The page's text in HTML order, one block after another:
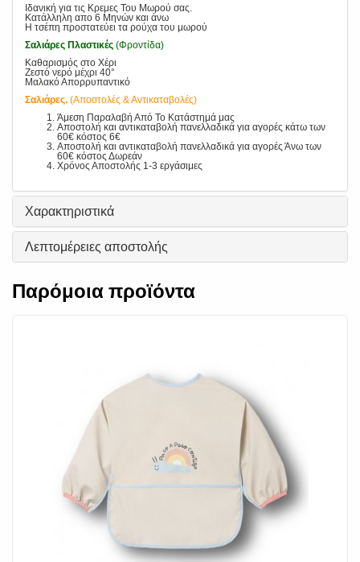
Ιδανική για τις Κρεμες Του Μωρού σας.
Κατάλληλη απο 6 Μηνών και άνω
Η τσέπη προστατεύει τα ρούχα του μωρού
Σαλιάρες Πλαστικές (Φροντίδα)
Καθαρισμός στο Χέρι
Ζεστό νερό μέχρι 40°
Μαλακό Απορρυπαντικό
Σαλιάρες. (Αποστολές & Αντικαταβολές)
Άμεση Παραλαβή Από Το Κατάστημά μας
Αποστολή και αντικαταβολή πανελλαδικά για αγορές κάτω των
60€ κόστος 6€
Αποστολή και αντικαταβολή πανελλαδικά για αγορές Άνω των
60€ κόστος Δωρεάν
Χρόνος Αποστολής 1-3 εργάσιμες
Χαρακτηριστικά
Λεπτομέρειες αποστολής
Παρόμοια προϊόντα